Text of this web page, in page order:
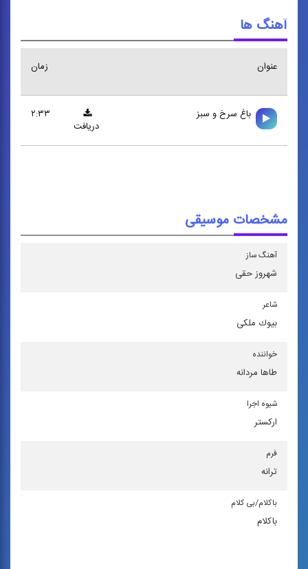
آهنگ ها
عنوان زمان
باغ سرخ و سبز
۲:۳۳
دریافت
مشخصات موسیقی
آهنگ ساز
شهروز حقی
شاعر
بیوك ملكی
خواننده
طاها مردانه
شیوه اجرا
اركستر
فرم
ترانه
باكلام/بی كلام
باکلام